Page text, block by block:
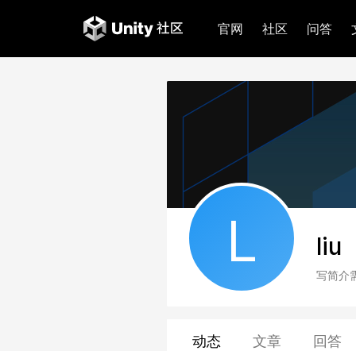
官网 社区 问答
L liu
写简介
动态 文章 回答